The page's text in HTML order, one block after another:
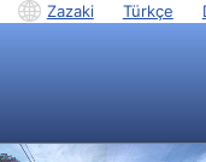
Zazaki Türkçe